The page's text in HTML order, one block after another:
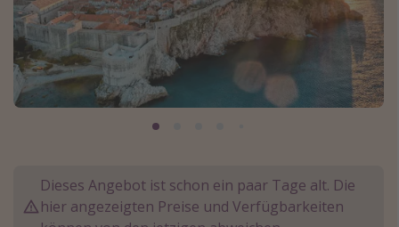
Alle Reiseziele
Bodensee Urlaub
Gozo Urlaub
Normandie Urlaub
Kefalonia Urlaub
Dieses Angebot ist schon ein paar Tage alt. Die
hier angezeigten Preise und Verfügbarkeiten